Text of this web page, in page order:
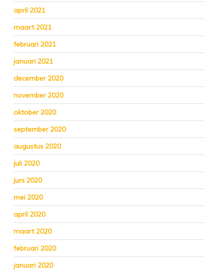
april 2021
maart 2021
februari 2021
januari 2021
december 2020
november 2020
oktober 2020
september 2020
augustus 2020
juli 2020
juni 2020
mei 2020
april 2020
maart 2020
februari 2020
januari 2020